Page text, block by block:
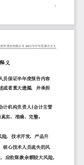
1
件股份有限公司 2022 年半年度报告全文
义
员保证半年度报告内容
或者重大遗漏，并承担
计机构负责人(会计主管
实、准确、完整。
，技术开发、产品升
核心技术人员流失的风
应收账款余额较大风险，